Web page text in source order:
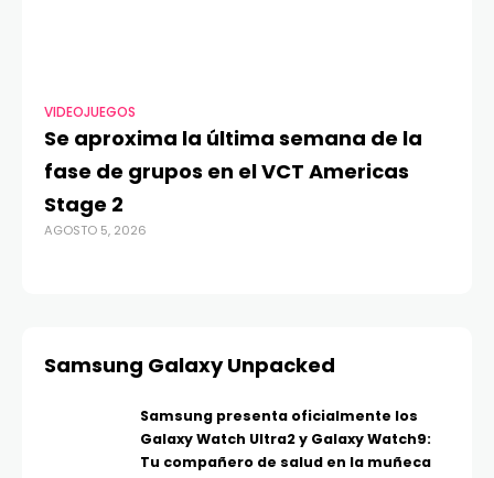
VIDEOJUEGOS
Se aproxima la última semana de la
fase de grupos en el VCT Americas
Stage 2
AGOSTO 5, 2026
Samsung Galaxy Unpacked
Samsung presenta oficialmente los
Galaxy Watch Ultra2 y Galaxy Watch9:
Tu compañero de salud en la muñeca